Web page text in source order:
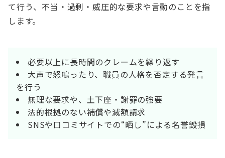
て行う、不当・過剰・威圧的な要求や言動のことを指
します。
必要以上に長時間のクレームを繰り返す
大声で怒鳴ったり、職員の人格を否定する発言
を行う
無理な要求や、土下座・謝罪の強要
法的根拠のない補償や減額請求
SNSや口コミサイトでの“晒し”による名誉毀損